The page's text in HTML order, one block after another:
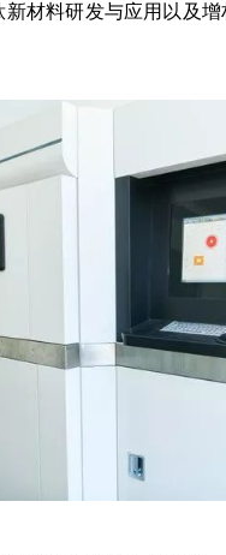
材料研发与应用以及